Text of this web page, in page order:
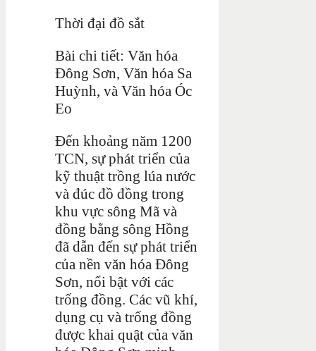
Thời đại đồ sắt
Bài chi tiết: Văn hóa
Đông Sơn, Văn hóa Sa
Huỳnh, và Văn hóa Óc
Eo
Đến khoảng năm 1200
TCN, sự phát triển của
kỹ thuật trồng lúa nước
và đúc đồ đồng trong
khu vực sông Mã và
đồng bằng sông Hồng
đã dẫn đến sự phát triển
của nền văn hóa Đông
Sơn, nổi bật với các
trống đồng. Các vũ khí,
dụng cụ và trống đồng
được khai quật của văn